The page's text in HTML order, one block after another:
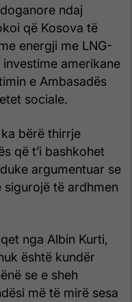
ndaj
që Kosova të
energji me LNG-
amerikane
e Ambasadës
sociale.
bërë thirrje
që t’i bashkohet
argumentuar se
sigurojë të ardhmen
nga Albin Kurti,
është kundër
se e sheh
më të mirë sesa